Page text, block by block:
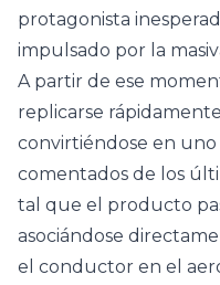
protagonista
impulsado por la
A partir de ese
replicarse
convirtiéndose en
comentados de los
tal que el producto
asociándose
el conductor en el